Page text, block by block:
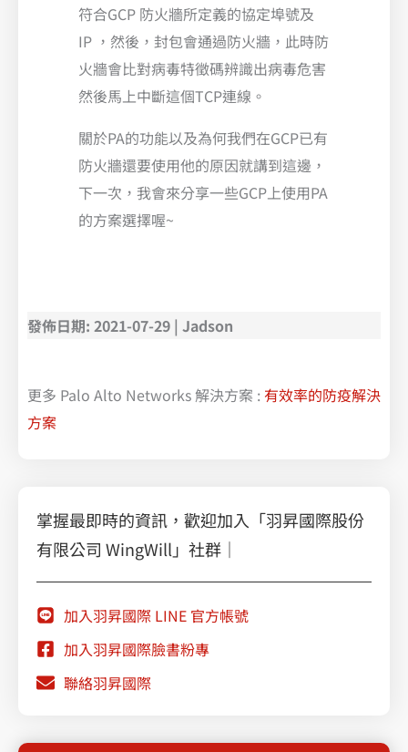
符合GCP 防火牆所定義的協定埠號及
IP ，然後，封包會通過防火牆，此時防
火牆會比對病毒特徵碼辨識出病毒危害
然後馬上中斷這個TCP連線。
關於PA的功能以及為何我們在GCP已有
防火牆還要使用他的原因就講到這邊，
下一次，我會來分享一些GCP上使用PA
的方案選擇喔~
發佈日期: 2021-07-29 | Jadson
更多 Palo Alto Networks 解決方案 : 有效率的防疫解決
方案
掌握最即時的資訊，歡迎加入「羽昇國際股份
有限公司 WingWill」社群｜
加入羽昇國際 LINE 官方帳號
加入羽昇國際臉書粉專
聯絡羽昇國際